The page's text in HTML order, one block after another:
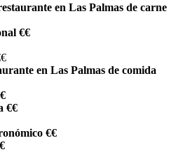
en Las Palmas de carne
€€
en Las Palmas de comida
€€
€€